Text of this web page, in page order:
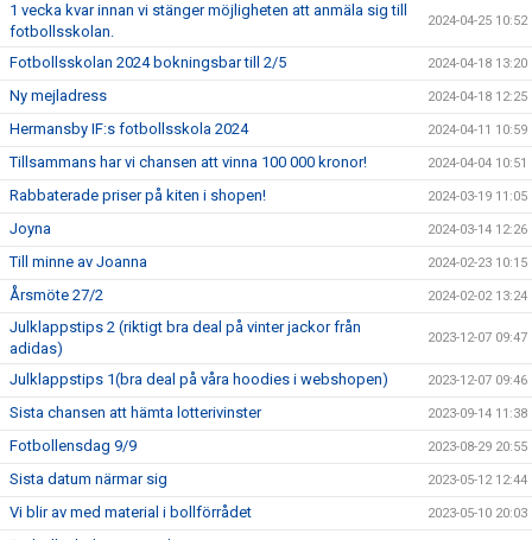
1 vecka kvar innan vi stänger möjligheten att anmäla sig till
fotbollsskolan.
2024-04-25 10:52
Fotbollsskolan 2024 bokningsbar till 2/5 2024-04-18 13:20
Ny mejladress 2024-04-18 12:25
Hermansby IF:s fotbollsskola 2024 2024-04-11 10:59
Tillsammans har vi chansen att vinna 100 000 kronor! 2024-04-04 10:51
Rabbaterade priser på kiten i shopen! 2024-03-19 11:05
Joyna 2024-03-14 12:26
Till minne av Joanna 2024-02-23 10:15
Årsmöte 27/2 2024-02-02 13:24
Julklappstips 2 (riktigt bra deal på vinter jackor från
adidas)
2023-12-07 09:47
Julklappstips 1(bra deal på våra hoodies i webshopen) 2023-12-07 09:46
Sista chansen att hämta lotterivinster 2023-09-14 11:38
Fotbollensdag 9/9 2023-08-29 20:55
Sista datum närmar sig 2023-05-12 12:44
Vi blir av med material i bollförrådet 2023-05-10 20:03